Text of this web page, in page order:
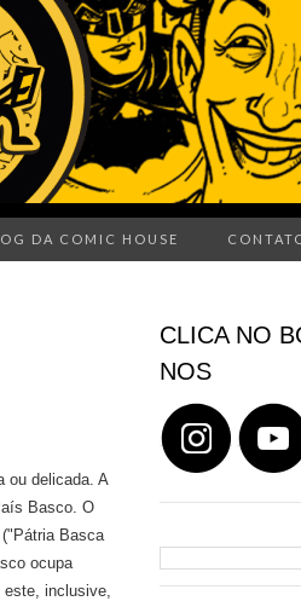
DA COMIC HOUSE
ou delicada. A
Basco. O
("Pátria Basca
ocupa
este, inclusive,
CLICA NO
NOS